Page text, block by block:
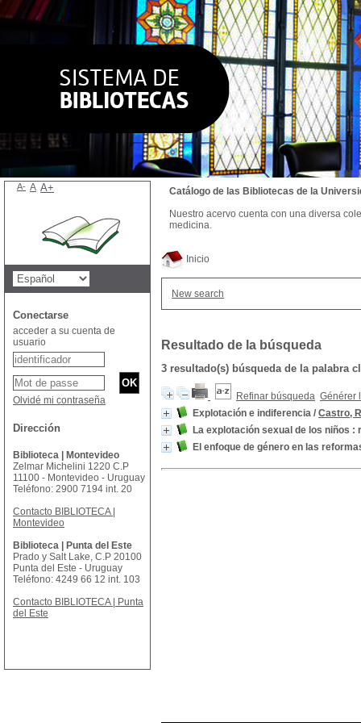
Inicio
New search
Resultado de la búsqueda
3 resultado(s) búsqueda de la palabra
Refinar búsqueda Générer
Explotación e indiferencia / Castro,
La explotación sexual de los niños :
El enfoque de género en las
Catálogo de las Bibliotecas de la
Nuestro acervo cuenta con una diversa
medicina.
A- A A+
Conectarse
acceder a su cuenta de
usuario
Olvidé mi contraseña
Dirección
Biblioteca | Montevideo
Zelmar Michelini 1220 C.P
11100 - Montevideo - Uruguay
Teléfono: 2900 7194 int. 20
Contacto BIBLIOTECA |
Montevideo
Biblioteca | Punta del Este
Prado y Salt Lake, C.P 20100
Punta del Este - Uruguay
Teléfono: 4249 66 12 int. 103
Contacto BIBLIOTECA | Punta
del Este